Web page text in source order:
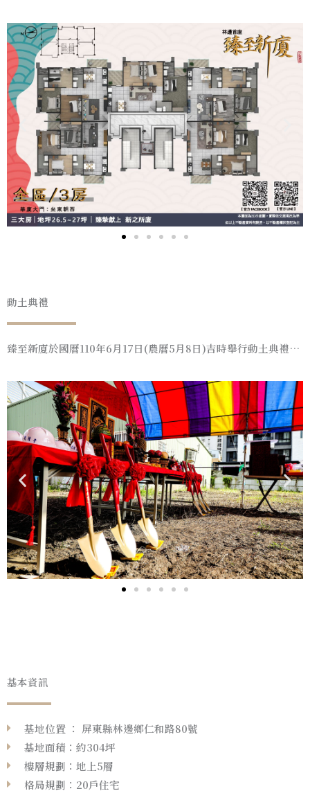
動土典禮
臻至新廈於國曆110年6月17日(農曆5月8日)吉時舉行動土典禮…
基本資訊
基地位置 ： 屏東縣林邊鄉仁和路80號
基地面積：約304坪
樓層規劃：地上5層
格局規劃：20戶住宅